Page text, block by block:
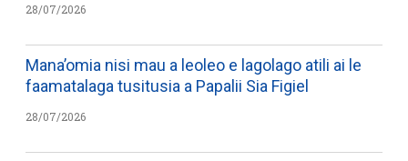
28/07/2026
Mana’omia nisi mau a leoleo e lagolago atili ai le
faamatalaga tusitusia a Papalii Sia Figiel
28/07/2026